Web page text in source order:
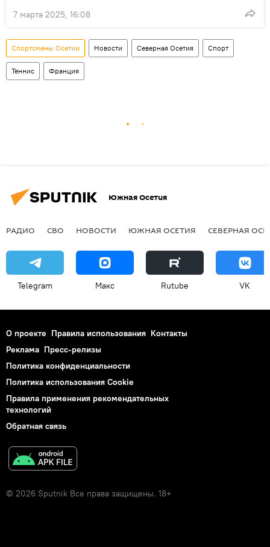
7 марта 2025, 16:08
Спортсмены Осетии Новости Северная Осетия Спорт
Теннис Франция
Южная Осетия
РАДИО СВО НОВОСТИ ЮЖНАЯ ОСЕТИЯ СЕВЕРНАЯ
Telegram Макс Rutube VK
О проекте Правила использования Контакты
Реклама Пресс-релизы
Политика конфиденциальности
Политика использования Cookie
Правила применения рекомендательных
технологий
Обратная связь
© 2026 Sputnik Все права защищены. 18+